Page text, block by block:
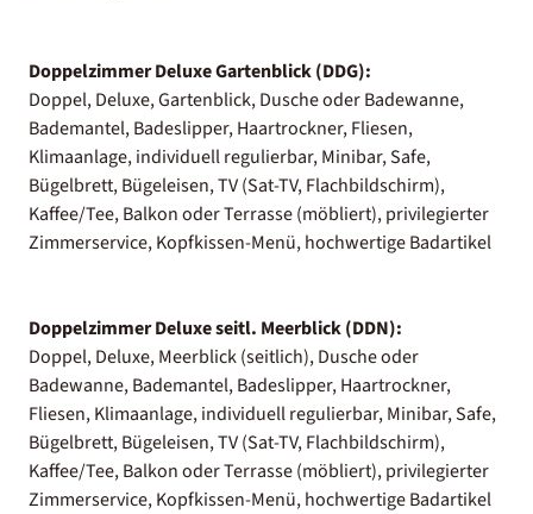
Doppelzimmer Deluxe Gartenblick (DDG):
Doppel, Deluxe, Gartenblick, Dusche oder Badewanne,
Bademantel, Badeslipper, Haartrockner, Fliesen,
Klimaanlage, individuell regulierbar, Minibar, Safe,
Bügelbrett, Bügeleisen, TV (Sat-TV, Flachbildschirm),
Kaffee/Tee, Balkon oder Terrasse (möbliert), privilegierter
Zimmerservice, Kopfkissen-Menü, hochwertige Badartikel
Doppelzimmer Deluxe seitl. Meerblick (DDN):
Doppel, Deluxe, Meerblick (seitlich), Dusche oder
Badewanne, Bademantel, Badeslipper, Haartrockner,
Fliesen, Klimaanlage, individuell regulierbar, Minibar, Safe,
Bügelbrett, Bügeleisen, TV (Sat-TV, Flachbildschirm),
Kaffee/Tee, Balkon oder Terrasse (möbliert), privilegierter
Zimmerservice, Kopfkissen-Menü, hochwertige Badartikel